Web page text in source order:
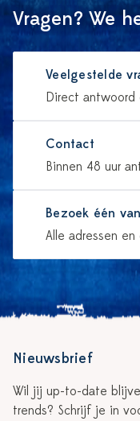
Vragen? We
Veelgestelde
Direct antwoord
Contact
Binnen 48 uur
Bezoek één
Alle adressen
Nieuwsbrief
Wil jij up-to-date
trends? Schrijf je in